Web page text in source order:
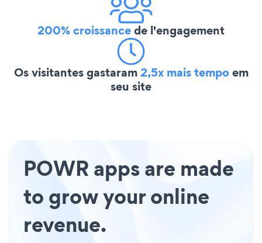
200% croissancede l'engagement
Os visitantes gastaram2,5x mais tempoem
seu site
POWR apps are made
to grow your online
revenue.